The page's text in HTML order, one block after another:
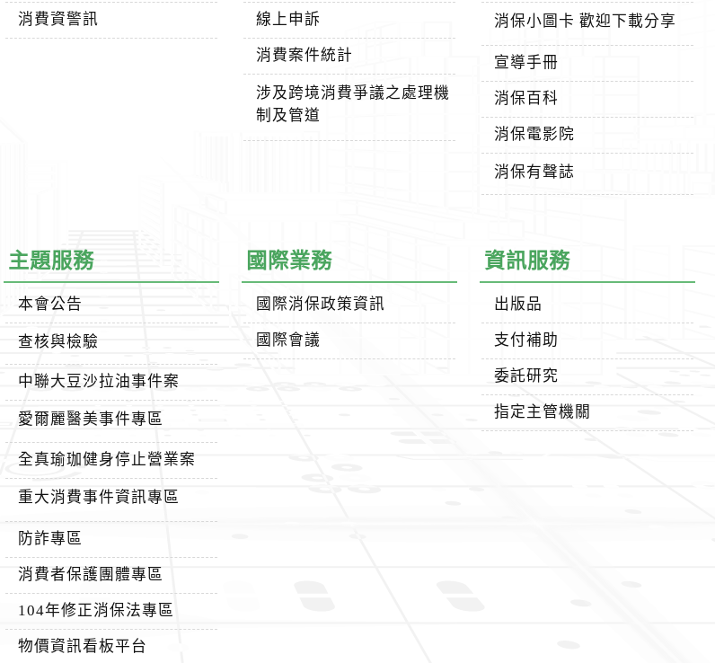
消費資警訊 線上申訴
消費案件統計
涉及跨境消費爭議之處理機
制及管道
消保小圖卡 歡迎下載分享
宣導手冊
消保百科
消保電影院
消保有聲誌
主題服務
本會公告
查核與檢驗
中聯大豆沙拉油事件案
愛爾麗醫美事件專區
全真瑜珈健身停止營業案
重大消費事件資訊專區
防詐專區
消費者保護團體專區
104年修正消保法專區
物價資訊看板平台
國際業務
國際消保政策資訊
國際會議
資訊服務
出版品
支付補助
委託研究
指定主管機關